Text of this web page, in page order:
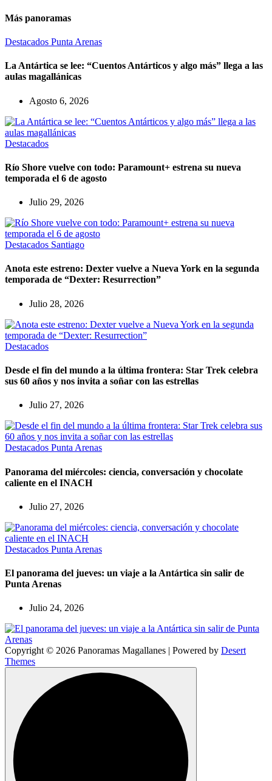
Más panoramas
Destacados Punta Arenas
La Antártica se lee: “Cuentos Antárticos y algo más” llega a las
aulas magallánicas
Agosto 6, 2026
Destacados
Río Shore vuelve con todo: Paramount+ estrena su nueva
temporada el 6 de agosto
Julio 29, 2026
Destacados Santiago
Anota este estreno: Dexter vuelve a Nueva York en la segunda
temporada de “Dexter: Resurrection”
Julio 28, 2026
Destacados
Desde el fin del mundo a la última frontera: Star Trek celebra
sus 60 años y nos invita a soñar con las estrellas
Julio 27, 2026
Destacados Punta Arenas
Panorama del miércoles: ciencia, conversación y chocolate
caliente en el INACH
Julio 27, 2026
Destacados Punta Arenas
El panorama del jueves: un viaje a la Antártica sin salir de
Punta Arenas
Julio 24, 2026
Copyright © 2026 Panoramas Magallanes | Powered by Desert
Themes